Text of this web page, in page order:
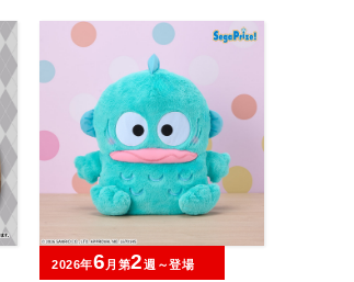
2026年6 月第2週～登場